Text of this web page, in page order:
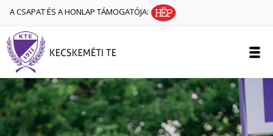
A CSAPAT ÉS A HONLAP TÁMOGATÓJA: